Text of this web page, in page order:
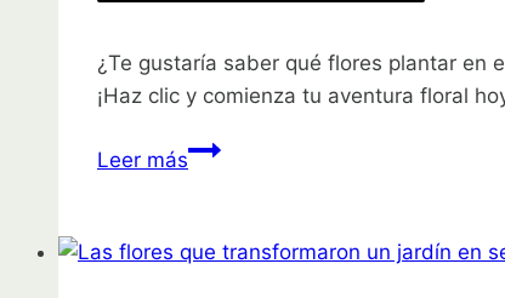
agosto
¿Te gustaría saber qué flores plantar en
¡Haz clic y comienza tu aventura floral
Leer másDescubre
que